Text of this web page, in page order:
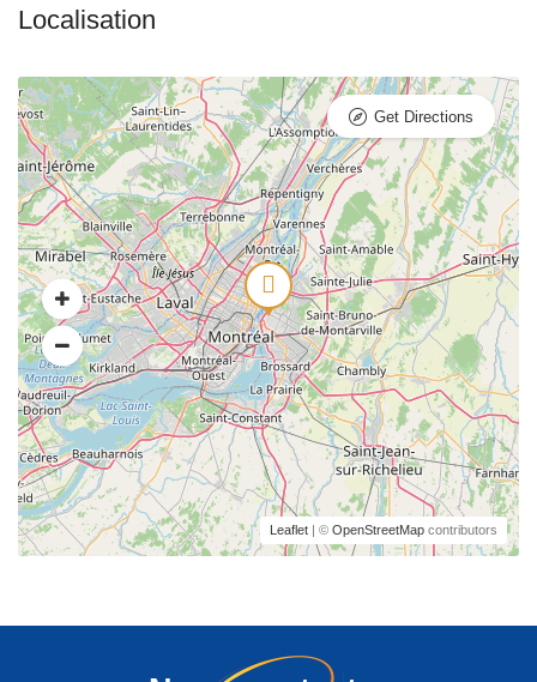
Leaflet | © OpenStreetMap contributors
Get Directions